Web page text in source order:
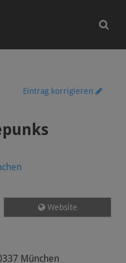
Eintrag korrigieren
Website
München